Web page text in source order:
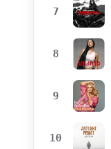
7
8
9
10